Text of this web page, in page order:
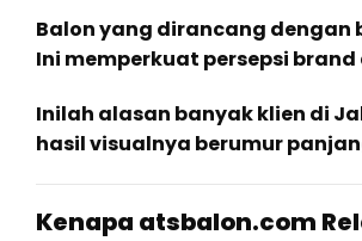
Balon yang dirancang dengan
Ini memperkuat persepsi
Inilah alasan banyak klien di
hasil visualnya berumur
Kenapa atsbalon.com